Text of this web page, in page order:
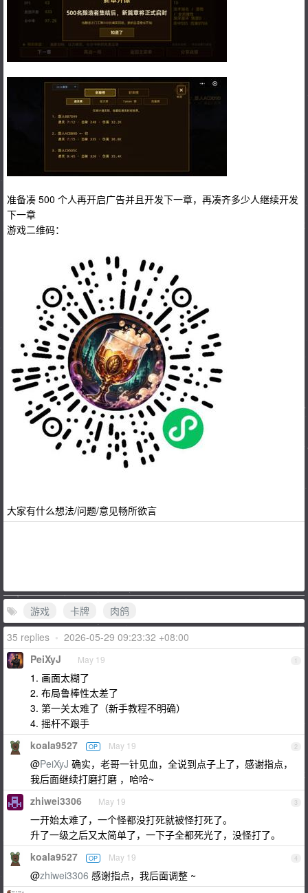
准备凑 500 个人再开启广告并且开发下一章，再凑齐多少人继续开发
下一章
游戏二维码：
大家有什么想法/问题/意见畅所欲言
游戏 卡牌
肉鸽
35 replies • 2026-05-29 09:23:32 +08:00
1
PeiXyJ May 19
1. 画面太糊了
2. 布局鲁棒性太差了
3. 第一关太难了（新手教程不明确）
4. 摇杆不跟手
2
koala9527 OP May 19
@PeiXyJ 确实，老哥一针见血，全说到点子上了，感谢指点，
我后面继续打磨打磨 ，哈哈~
3
zhiwei3306 May 19
一开始太难了，一个怪都没打死就被怪打死了。
升了一级之后又太简单了，一下子全都死光了，没怪打了。
4
koala9527 OP May 19
@zhiwei3306 感谢指点，我后面调整 ~